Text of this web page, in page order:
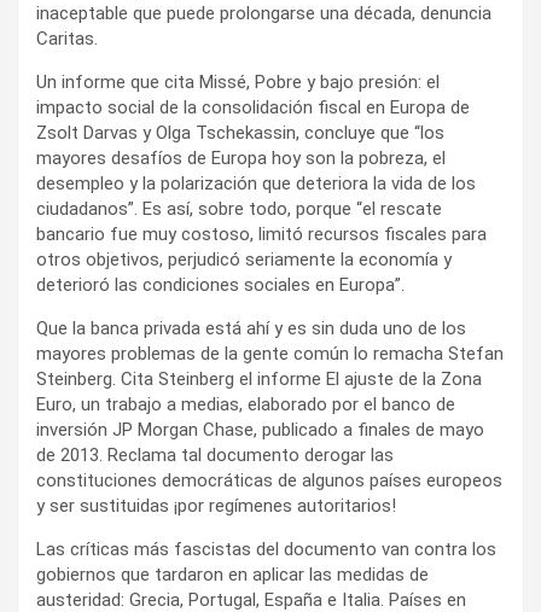
inaceptable que puede prolongarse una década, denuncia
Caritas.
Un informe que cita Missé, Pobre y bajo presión: el
impacto social de la consolidación fiscal en Europa de
Zsolt Darvas y Olga Tschekassin, concluye que “los
mayores desafíos de Europa hoy son la pobreza, el
desempleo y la polarización que deteriora la vida de los
ciudadanos”. Es así, sobre todo, porque “el rescate
bancario fue muy costoso, limitó recursos fiscales para
otros objetivos, perjudicó seriamente la economía y
deterioró las condiciones sociales en Europa”.
Que la banca privada está ahí y es sin duda uno de los
mayores problemas de la gente común lo remacha Stefan
Steinberg. Cita Steinberg el informe El ajuste de la Zona
Euro, un trabajo a medias, elaborado por el banco de
inversión JP Morgan Chase, publicado a finales de mayo
de 2013. Reclama tal documento derogar las
constituciones democráticas de algunos países europeos
y ser sustituidas ¡por regímenes autoritarios!
Las críticas más fascistas del documento van contra los
gobiernos que tardaron en aplicar las medidas de
austeridad: Grecia, Portugal, España e Italia. Países en